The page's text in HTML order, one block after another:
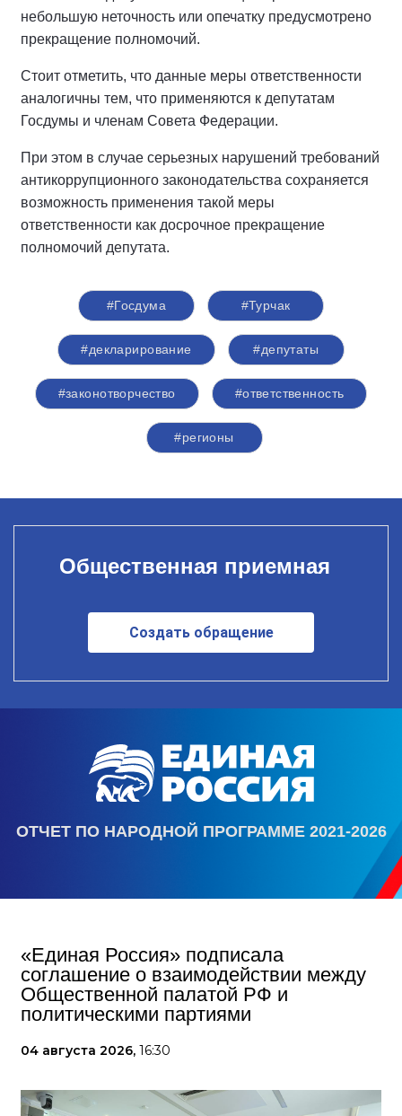
небольшую неточность или опечатку предусмотрено
прекращение полномочий.
Стоит отметить, что данные меры ответственности
аналогичны тем, что применяются к депутатам
Госдумы и членам Совета Федерации.
При этом в случае серьезных нарушений требований
антикоррупционного законодательства сохраняется
возможность применения такой меры
ответственности как досрочное прекращение
полномочий депутата.
#Госдума #Турчак
#декларирование #депутаты
#законотворчество #ответственность
#регионы
Общественная приемная
Создать обращение
ОТЧЕТ ПО НАРОДНОЙ ПРОГРАММЕ 2021-2026
«Единая Россия» подписала
соглашение о взаимодействии между
Общественной палатой РФ и
политическими партиями
04 августа 2026, 16:30